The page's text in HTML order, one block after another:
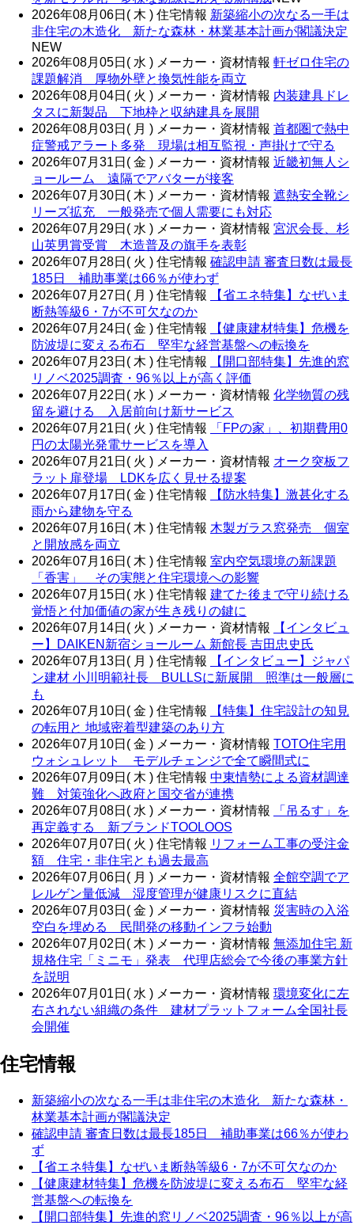
2026年08月06日( 木 ) 住宅情報 新築縮小の次なる一手は
非住宅の木造化 新たな森林・林業基本計画が閣議決定
NEW
2026年08月05日( 水 ) メーカー・資材情報 軒ゼロ住宅の
課題解消 厚物外壁と換気性能を両立
2026年08月04日( 火 ) メーカー・資材情報 内装建具ドレ
タスに新製品 下地枠と収納建具を展開
2026年08月03日( 月 ) メーカー・資材情報 首都圏で熱中
症警戒アラート多発 現場は相互監視・声掛けで守る
2026年07月31日( 金 ) メーカー・資材情報 近畿初無人シ
ョールーム 遠隔でアバターが接客
2026年07月30日( 木 ) メーカー・資材情報 遮熱安全靴シ
リーズ拡充 一般発売で個人需要にも対応
2026年07月29日( 水 ) メーカー・資材情報 宮沢会長、杉
山英男賞受賞 木造普及の旗手を表彰
2026年07月28日( 火 ) 住宅情報 確認申請 審査日数は最長
185日 補助事業は66％が使わず
2026年07月27日( 月 ) 住宅情報
【省エネ特集】なぜいま
断熱等級6・7が不可欠なのか
2026年07月24日( 金 ) 住宅情報
【健康建材特集】危機を
防波堤に変える布石 堅牢な経営基盤への転換を
2026年07月23日( 木 ) 住宅情報
【開口部特集】先進的窓
リノベ2025調査・96％以上が高く評価
2026年07月22日( 水 ) メーカー・資材情報 化学物質の残
留を避ける 入居前向け新サービス
2026年07月21日( 火 ) 住宅情報
「FPの家」、初期費用0
円の太陽光発電サービスを導入
2026年07月21日( 火 ) メーカー・資材情報 オーク突板フ
ラット扉登場 LDKを広く見せる提案
2026年07月17日( 金 ) 住宅情報
【防水特集】激甚化する
雨から建物を守る
2026年07月16日( 木 ) 住宅情報 木製ガラス窓発売 個室
と開放感を両立
2026年07月16日( 木 ) 住宅情報 室内空気環境の新課題
「香害」 その実態と住宅環境への影響
2026年07月15日( 水 ) 住宅情報 建てた後まで守り続ける
覚悟と付加価値の家が生き残りの鍵に
2026年07月14日( 火 ) メーカー・資材情報
【インタビュ
ー】DAIKEN新宿ショールーム 新館長 吉田忠史氏
2026年07月13日( 月 ) 住宅情報
【インタビュー】ジャパ
ン建材 小川明範社長 BULLSに新展開 照準は一般層に
も
2026年07月10日( 金 ) 住宅情報
【特集】住宅設計の知見
の転用と 地域密着型建築のあり方
2026年07月10日( 金 ) メーカー・資材情報 TOTO住宅用
ウォシュレット モデルチェンジで全て瞬間式に
2026年07月09日( 木 ) 住宅情報 中東情勢による資材調達
難 対策強化へ政府と国交省が連携
2026年07月08日( 水 ) メーカー・資材情報
「吊るす」を
再定義する 新ブランドTOOLOOS
2026年07月07日( 火 ) 住宅情報 リフォーム工事の受注金
額 住宅・非住宅とも過去最高
2026年07月06日( 月 ) メーカー・資材情報 全館空調でア
レルゲン量低減 湿度管理が健康リスクに直結
2026年07月03日( 金 ) メーカー・資材情報 災害時の入浴
空白を埋める 民間発の移動インフラ始動
2026年07月02日( 木 ) メーカー・資材情報 無添加住宅 新
規格住宅「ミニモ」発表 代理店総会で今後の事業方針
を説明
2026年07月01日( 水 ) メーカー・資材情報 環境変化に左
右されない組織の条件 建材プラットフォーム全国社長
会開催
住宅情報
新築縮小の次なる一手は非住宅の木造化 新たな森林・
林業基本計画が閣議決定
確認申請 審査日数は最長185日 補助事業は66％が使わ
ず
【省エネ特集】なぜいま断熱等級6・7が不可欠なのか
【健康建材特集】危機を防波堤に変える布石 堅牢な経
営基盤への転換を
【開口部特集】先進的窓リノベ2025調査・96％以上が高